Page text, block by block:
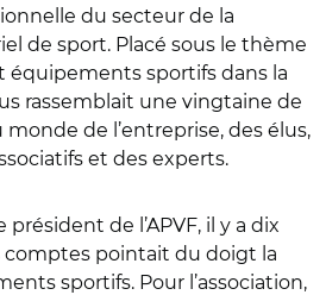
du secteur de la
de sport. Placé sous le thème
équipements sportifs dans la
rassemblait une vingtaine de
de l’entreprise, des élus,
et des experts.
président de l’APVF, il y a dix
comptes pointait du doigt la
sportifs. Pour l’association,